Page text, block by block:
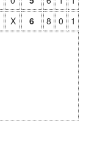
X 6 8 0
1